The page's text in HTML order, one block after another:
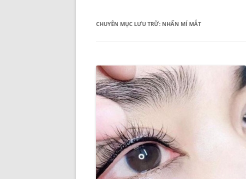
CHUYÊN MỤC LƯU TRỮ: NHẤN MÍ MẮT